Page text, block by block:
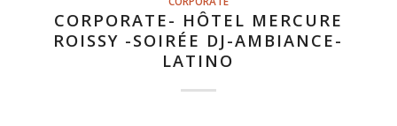
CORPORATE- HÔTEL MERCURE
ROISSY -SOIRÉE DJ-AMBIANCE-
LATINO